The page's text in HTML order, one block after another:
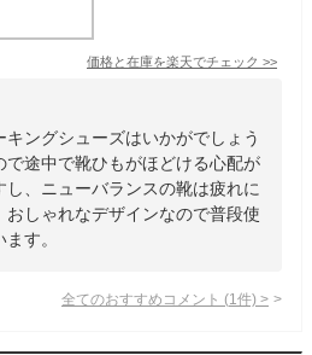
価格と在庫を楽天でチェック >>
ングシューズはいかがでしょう
途中で靴ひもがほどける心配が
、ニューバランスの靴は疲れに
おしゃれなデザインなので普段使
す。
全てのおすすめコメント (1 件) >